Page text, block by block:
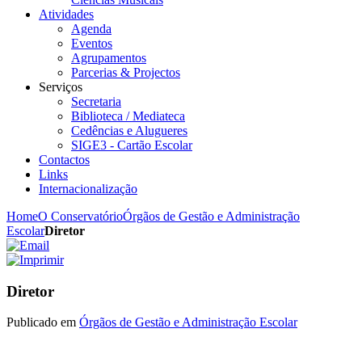
Atividades
Agenda
Eventos
Agrupamentos
Parcerias & Projectos
Serviços
Secretaria
Biblioteca / Mediateca
Cedências e Alugueres
SIGE3 - Cartão Escolar
Contactos
Links
Internacionalização
HomeO ConservatórioÓrgãos de Gestão e Administração
EscolarDiretor
Diretor
Publicado em Órgãos de Gestão e Administração Escolar